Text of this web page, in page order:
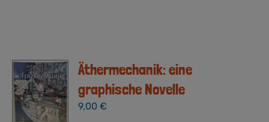
Äthermechanik: eine
graphische Novelle
9,00€